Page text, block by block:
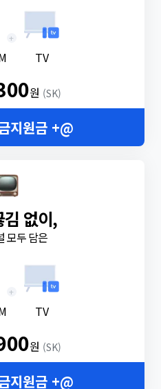
+
TV
원 (SK)
지원금 +@
김 없이,
모두 담은
+
TV
원 (SK)
지원금 +@